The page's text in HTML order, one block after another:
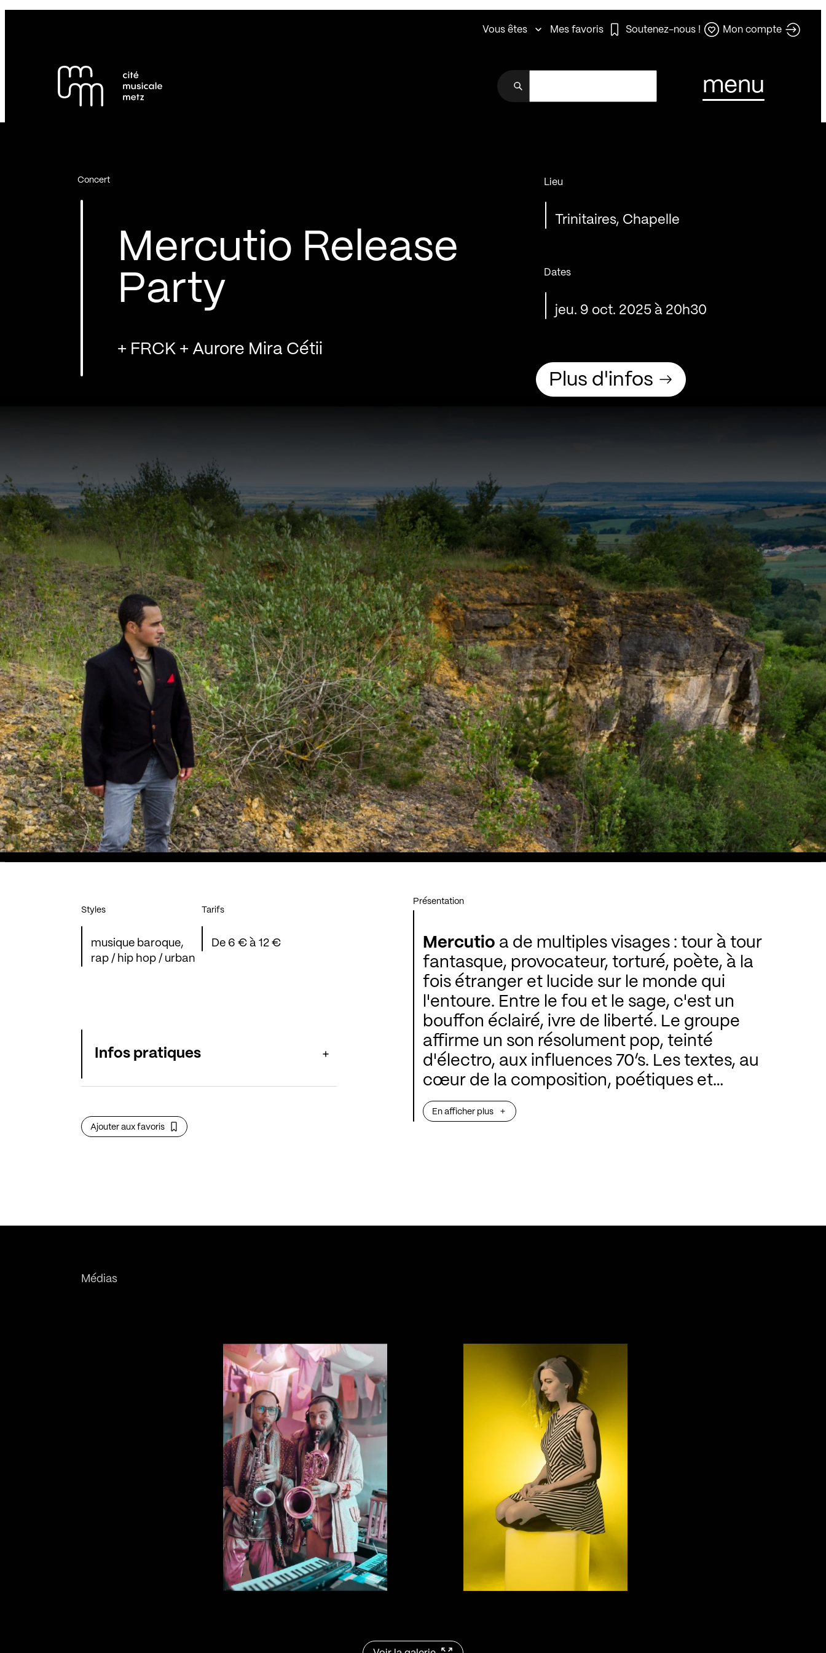
Pied de page
Vous êtes Mes favoris Soutenez-nous ! Mon compte
menu
Mercutio Release
Party
+ FRCK + Aurore Mira Cétii
Concert Lieu
Trinitaires, Chapelle
Dates
jeu. 9 oct. 2025 à 20h30
Plus d'infos
Styles
musique baroque,
rap / hip hop / urban
Tarifs
De 6 € à 12 €
Présentation
Mercutio a de multiples visages : tour à tour
fantasque, provocateur, torturé, poète, à la
fois étranger et lucide sur le monde qui
l'entoure. Entre le fou et le sage, c'est un
bouffon éclairé, ivre de liberté. Le groupe
affirme un son résolument pop, teinté
d'électro, aux influences 70’s. Les textes, au
cœur de la composition, poétiques et
philosophiques, dessinent un univers
sensible, souvent sur fond de toile sociale,
fougueuse. FRCK s’écoute et se danse au
gré des mélodies d’inspiration traditionnelle
et des rythmes frénétiques d’un son électro.
Un concert ancré dans les musiques
populaires, vecteur de lien social,
profondément humain.
Mira Cétii, le pseudonyme de l’autrice,
compositrice, musicienne et productrice
Aurore Reichert - qui est inspiré du nom de
l’étoile Mira dans la constellation Ceti -
Aurore Mira Cétii
revenir aux origines, Mira comme deuxième
En afficher plus
Infos pratiques
Ajouter aux favoris
Médias